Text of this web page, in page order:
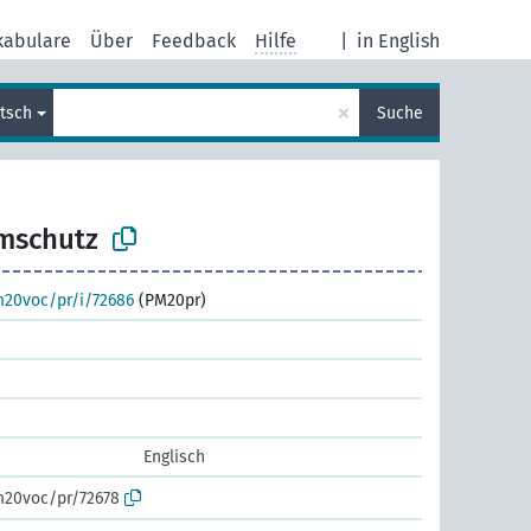
in English
Über Feedback Hilfe
× Suche
pr/i/72686 (PM20pr)
Englisch
pr/72678